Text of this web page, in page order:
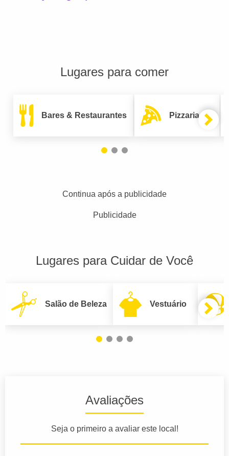
Lugares para comer
Bares & Restaurantes Pizzarias
Continua após a publicidade
Publicidade
Lugares para Cuidar de Você
Salão de Beleza Vestuário
Avaliações
Seja o primeiro a avaliar este local!